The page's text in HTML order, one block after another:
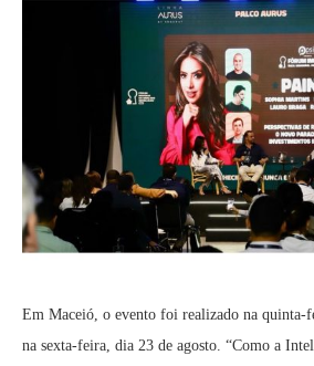
Em Maceió, o evento foi realizado na quinta-
na sexta-feira, dia 23 de agosto. “Como a